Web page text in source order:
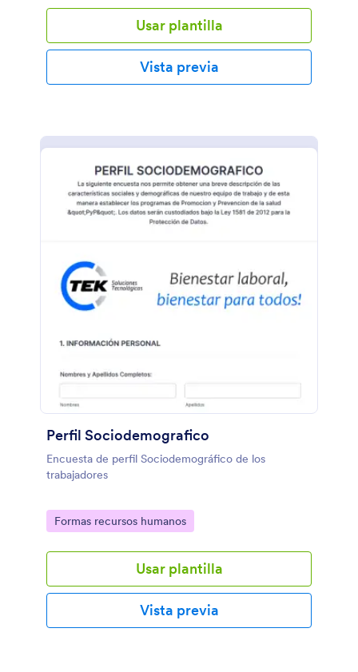
Usar plantilla
Vista previa
Perfil Sociodemografico
Encuesta de perfil Sociodemográfico de los
trabajadores
Go to Category:
Formas recursos humanos
Usar plantilla
Vista previa